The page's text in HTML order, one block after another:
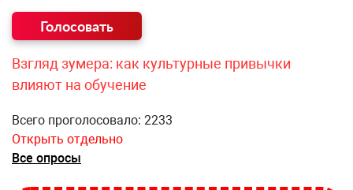
Взгляд зумера: как культурные привычки
влияют на обучение
Всего проголосовало: 2233
Открыть отдельно
Все опросы